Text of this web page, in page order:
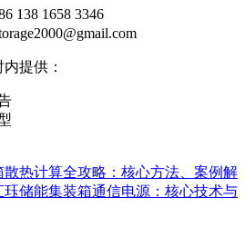
138 1658 3346
提供：
散热计算全攻略：核心方法、案例解
珏储能集装箱通信电源：核心技术与